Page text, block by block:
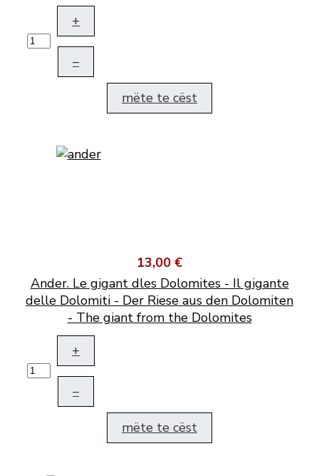
+
–
mëte te cëst
13,00 €
Ander. Le gigant dles Dolomites - Il gigante
delle Dolomiti - Der Riese aus den Dolomiten
- The giant from the Dolomites
+
–
mëte te cëst